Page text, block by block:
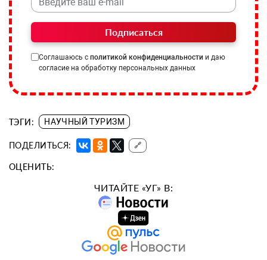
Подписаться
Соглашаюсь с политикой конфиденциальности и даю
согласие на обработку персональных данных
ТЭГИ: НАУЧНЫЙ ТУРИЗМ
ПОДЕЛИТЬСЯ: 🔗
ОЦЕНИТЬ:
ЧИТАЙТЕ «УГ» В: